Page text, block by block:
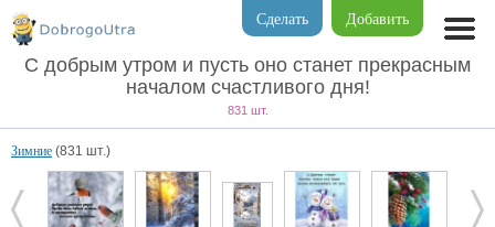
Добавить
Сделать
С добрым утром и пусть оно станет прекрасным
началом счастливого дня!
831 шт.
Зимние (831 шт.)